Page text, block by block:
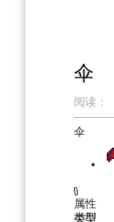
伞
阅读：
跳
跳
伞
属性
类型